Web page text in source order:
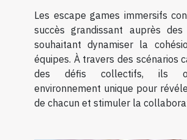
Les escape games immersifs
succès grandissant auprès des
souhaitant dynamiser la
équipes. À travers des scénarios
des défis collectifs, ils
environnement unique pour
de chacun et stimuler la